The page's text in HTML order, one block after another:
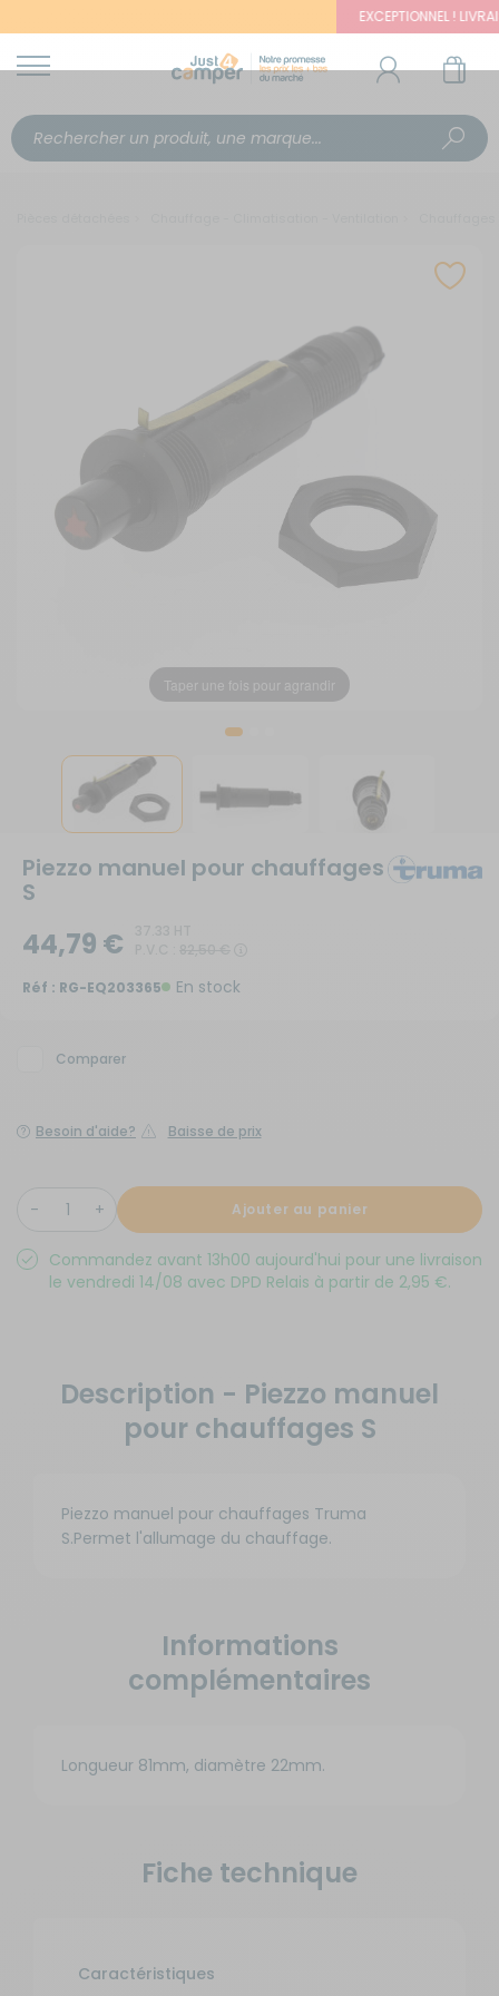
EXCEPTIONNEL !
Taper une fois pour agrandir
Taper une fois pour agrandir
Taper une fois pour agrandir
Piezzo manuel pour chauffages
S
44,79 €
Réf : RG-EQ203365 En stock
Comparer
Besoin d'aide? Baisse de prix
Ajouter au panier
Commandez avant 13h00 aujourd'hui pour une livraison
le vendredi 14/08 avec DPD Relais à partir de 2,95 €.
Description - Piezzo manuel
pour chauffages S
Piezzo manuel pour chauffages Truma
S.Permet l'allumage du chauffage.
Informations
complémentaires
Longueur 81mm, diamètre 22mm.
Fiche technique
Caractéristiques